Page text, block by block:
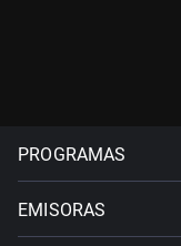
PROGRAMAS
EMISORAS